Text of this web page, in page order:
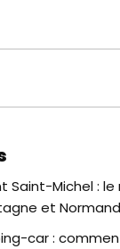
Saint-Michel : le
et
car :